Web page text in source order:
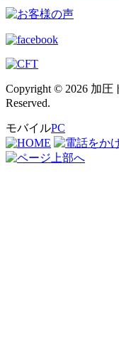
Copyright © 2026 加
Reserved.
モバイルPC